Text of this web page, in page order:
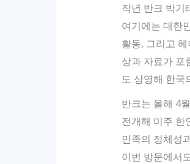
작년 반크 박기
여기에는 대한
활동, 그리고
상과 자료가 포
도 상영해 한국
반크는 올해 4
전개해 미주 한
민족의 정체성
이번 방문에서